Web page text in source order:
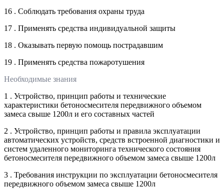
16 . Соблюдать требования охраны труда
17 . Применять средства индивидуальной защиты
18 . Оказывать первую помощь пострадавшим
19 . Применять средства пожаротушения
Необходимые знания
1 . Устройство, принцип работы и технические
характеристики бетоносмесителя передвижного объемом
замеса свыше 1200л и его составных частей
2 . Устройство, принцип работы и правила эксплуатации
автоматических устройств, средств встроенной диагностики и
систем удаленного мониторинга технического состояния
бетоносмесителя передвижного объемом замеса свыше 1200л
3 . Требования инструкции по эксплуатации бетоносмесителя
передвижного объемом замеса свыше 1200л